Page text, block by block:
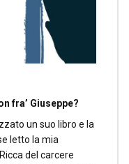
fra’ Giuseppe?
un suo libro e la
letto la mia
del carcere